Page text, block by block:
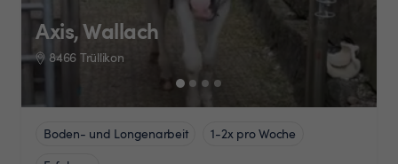
Axis, Wallach
8466 Trüllikon
Boden- und Longenarbeit
1-2x pro Woche